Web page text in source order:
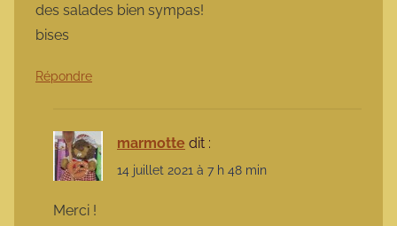
des salades bien sympas!
bises
Répondre
marmotte dit :
14 juillet 2021 à 7 h 48 min
Merci !